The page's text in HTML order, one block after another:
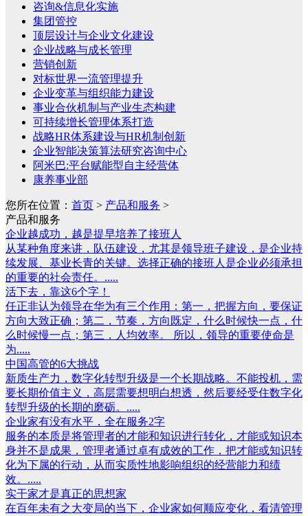
咨询&信息化实施
集团管控
顶层设计与企业文化建设
企业战略与成长管理
营销创新
对标世界一流管理提升
企业变革与组织能力建设
事业合伙机制与产业生态构建
可持续增长管理体系打造
战略HR体系建设与HR机制创新
企业智能决策算法研究咨询中心
阿米巴:平台赋能型自主经营体
康养事业部
您所在位置： 首页 > 产品和服务 >
产品和服务
企业越成功，越是提早培养了接班人
从某种角度来讲，队伍建设，尤其是领导班子建设，是企业持
续发展、基业长青的关键。选择正确的接班人是企业必须承担
的重要的社会责任。.....
活下去，靠这6个字！
任正非认为领导在华为有三个作用：第一，把握方向，要保证
方向大致正确；第二，节奏，方向既定，什么时候快一点，什
么时候慢一点；第三，人均效率。 所以，领导的重要使命是
为.....
中国高管的6大挑战
新质生产力，数字化转型升级是一个长期战略。不能投机，需
要长期价值主义，高层需要想明白想透，然后要经受住数字化
转型升级的长期的磨砺。.....
企业家有没有水平，全在服务2字
服务的本质是将管理者的才能和知识进行转化，才能或知识本
身并不是成果，管理者通过卓有成效的工作，把才能或知识转
化为下属的行动，从而实质性地影响组织的经营能力和绩
效。.....
实干家才是真正的思想家
在百年未有之大变局的当下，企业家如何顺应变化，看清管理